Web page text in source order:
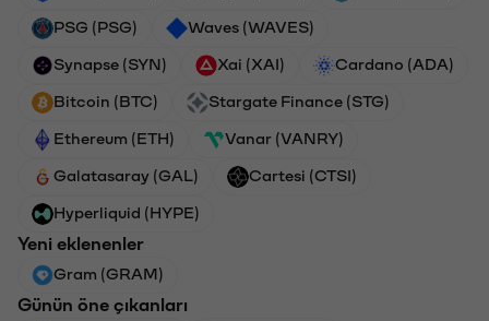
PSG (PSG) Waves (WAVES)
Synapse (SYN) Xai (XAI) Cardano (ADA)
Bitcoin (BTC) Stargate Finance (STG)
Ethereum (ETH) Vanar (VANRY)
Galatasaray (GAL) Cartesi (CTSI)
Hyperliquid (HYPE)
Yeni eklenenler
Gram (GRAM)
Günün öne çıkanları